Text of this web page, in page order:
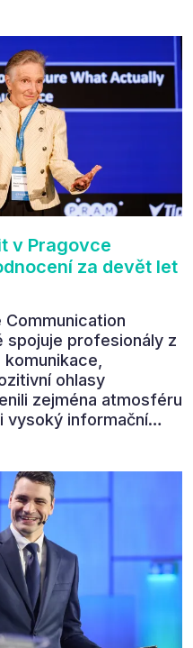
v Pragovce
za devět let
spojuje profesionály z
ohlasy
zejména atmosféru
vysoký informační
„Příjemná konference,
Daniel Stach
Tak shrnul
z 330 účastníků ve
co bylo slyšet i
– že ročník s
se skutečně